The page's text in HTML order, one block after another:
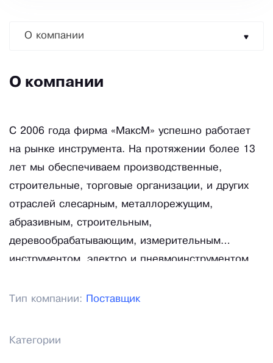
О компании
О компании
С 2006 года фирма «МаксМ» успешно работает
на рынке инструмента. На протяжении более 13
лет мы обеспечиваем производственные,
строительные, торговые организации, и других
отраслей слесарным, металлорежущим,
абразивным, строительным,
деревообрабатывающим, измерительным
инструментом, электро и пневмоинструментом,
оборудованием, хозяйственным инвентарем.
Тип компании: Поставщик
Категории